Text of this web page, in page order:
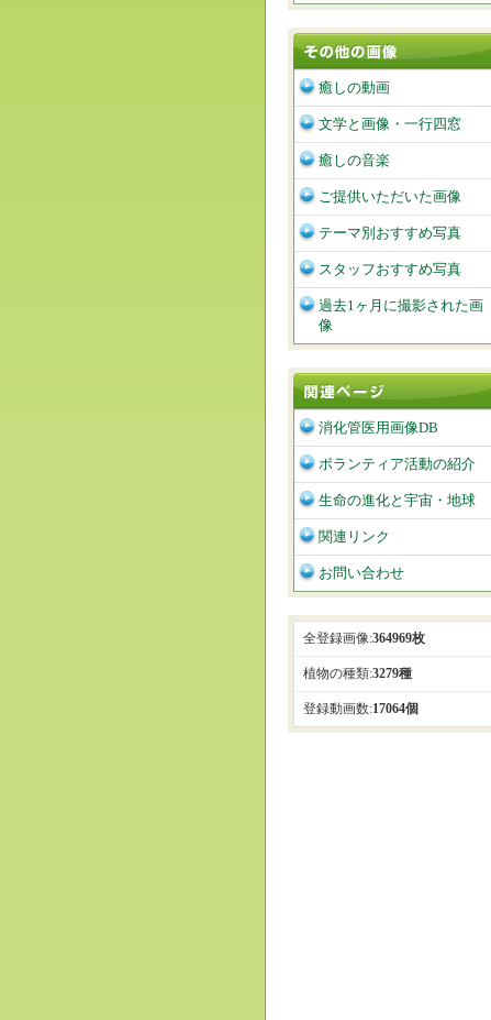
癒しの動画
文学と画像・一行四窓
癒しの音楽
ご提供いただいた画像
テーマ別おすすめ写真
スタッフおすすめ写真
過去1ヶ月に撮影された画
像
消化管医用画像DB
ボランティア活動の紹介
生命の進化と宇宙・地球
関連リンク
お問い合わせ
全登録画像:364969枚
植物の種類:3279種
登録動画数:17064個